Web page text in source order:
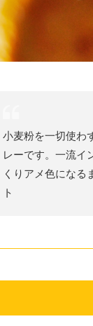
小麦粉を一切使わ
レーです。一流イ
くりアメ色にな
ト